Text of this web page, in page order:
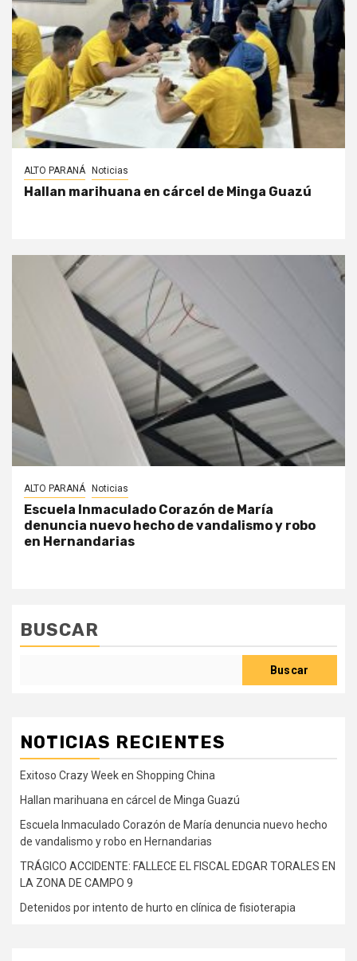
ALTO PARANÁ Noticias
Hallan marihuana en cárcel de Minga Guazú
ALTO PARANÁ Noticias
Escuela Inmaculado Corazón de María
denuncia nuevo hecho de vandalismo y robo
en Hernandarias
BUSCAR
Buscar
NOTICIAS RECIENTES
Exitoso Crazy Week en Shopping China
Hallan marihuana en cárcel de Minga Guazú
Escuela Inmaculado Corazón de María denuncia nuevo hecho
de vandalismo y robo en Hernandarias
TRÁGICO ACCIDENTE: FALLECE EL FISCAL EDGAR TORALES EN
LA ZONA DE CAMPO 9
Detenidos por intento de hurto en clínica de fisioterapia